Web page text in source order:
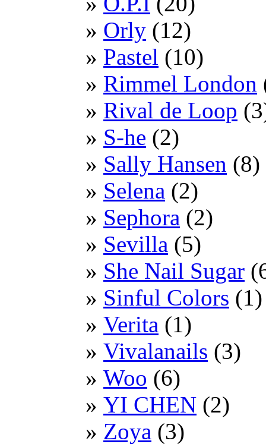
Orly (12)
Pastel (10)
Rimmel London
Rival de Loop
S-he (2)
Sally Hansen (8)
Selena (2)
Sephora (2)
Sevilla (5)
She Nail Sugar
Sinful Colors (1)
Verita (1)
Vivalanails (3)
Woo (6)
YI CHEN (2)
Zoya (3)